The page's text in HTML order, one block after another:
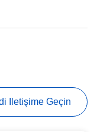
Iletişime Geçin